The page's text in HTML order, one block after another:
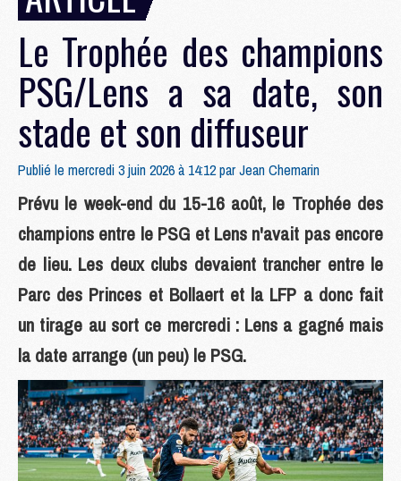
Le Trophée des champions
PSG/Lens a sa date, son
stade et son diffuseur
Publié le mercredi 3 juin 2026 à 14:12 parJean Chemarin
Prévu le week-end du 15-16 août, le Trophée des
champions entre le PSG et Lens n'avait pas encore
de lieu. Les deux clubs devaient trancher entre le
Parc des Princes et Bollaert et la LFP a donc fait
un tirage au sort ce mercredi : Lens a gagné mais
la date arrange (un peu) le PSG.